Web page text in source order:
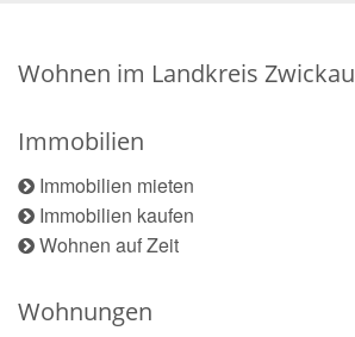
Wohnen im Landkreis Zwickau
Immobilien
Immobilien mieten
Immobilien kaufen
Wohnen auf Zeit
Wohnungen